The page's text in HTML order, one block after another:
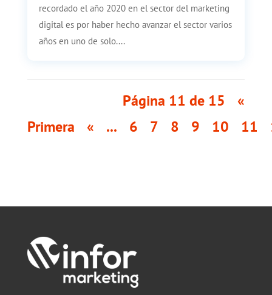
recordado el año 2020 en el sector del marketing
digital es por haber hecho avanzar el sector varios
años en uno de solo....
Página 11 de 15
«
Primera
« ... 6 7 8 9 10 11